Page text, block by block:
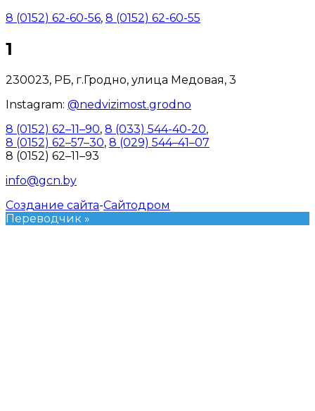
8 (0152) 62-60-56, 8 (0152) 62-60-55
1
230023, РБ, г.Гродно, улица Медовая, 3
Instagram: @nedvizimost.grodno
8 (0152) 62–11–90, 8 (033) 544-40-20,
8 (0152) 62–57–30, 8 (029) 544–41–07
8 (0152) 62–11–93
info@gcn.by
Создание сайта-Сайтодром
Переводчик »